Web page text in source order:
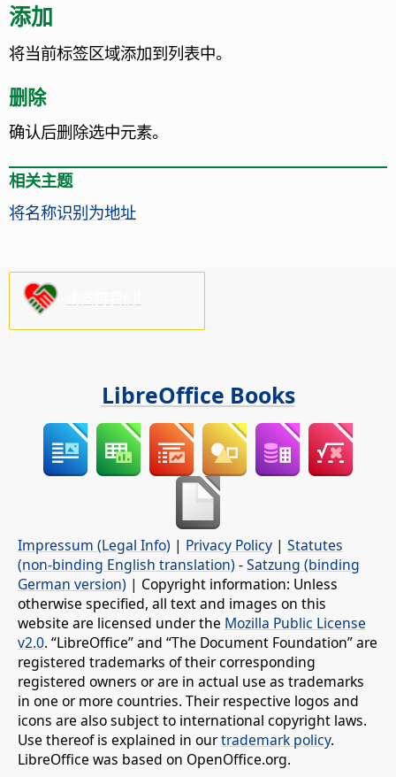
添加
将当前标签区域添加到列表中。
删除
确认后删除选中元素。
相关主题
将名称识别为地址
LibreOffice Books
Impressum (Legal Info) | Privacy Policy | Statutes
(non-binding English translation) -Satzung (binding
German version) | Copyright information: Unless
otherwise specified, all text and images on this
website are licensed under the Mozilla Public License
v2.0. “LibreOffice” and “The Document Foundation” are
registered trademarks of their corresponding
registered owners or are in actual use as trademarks
in one or more countries. Their respective logos and
icons are also subject to international copyright laws.
Use thereof is explained in ourtrademark policy.
LibreOffice was based on OpenOffice.org.